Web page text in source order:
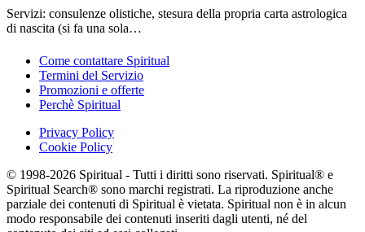
Servizi: consulenze olistiche, stesura della propria carta astrologica
di nascita (si fa una sola…
Come contattare Spiritual
Termini del Servizio
Promozioni e offerte
Perchè Spiritual
Privacy Policy
Cookie Policy
© 1998-2026 Spiritual - Tutti i diritti sono riservati. Spiritual® e
Spiritual Search® sono marchi registrati. La riproduzione anche
parziale dei contenuti di Spiritual è vietata. Spiritual non è in alcun
modo responsabile dei contenuti inseriti dagli utenti, né del